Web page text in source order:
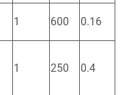
1 600 0.16
1 250 0.4